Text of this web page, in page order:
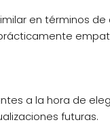
en términos
a la hora de
futuras.